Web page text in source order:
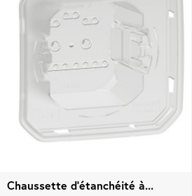
Chaussette d'étanchéité à...